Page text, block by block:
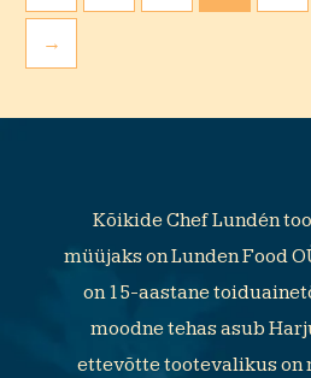
→
Kõikide Chef Lundén
müüjaks on Lunden Food
on 15-aastane
moodne tehas asub
ettevõtte tootevalikus on